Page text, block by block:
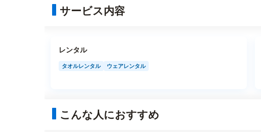
サービス内容
レンタル
タオルレンタル ウェアレンタル
こんな人におすすめ